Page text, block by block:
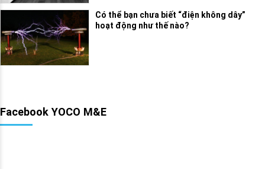
Có thể bạn chưa biết “điện không dây”
hoạt động như thế nào?
Facebook YOCO M&E